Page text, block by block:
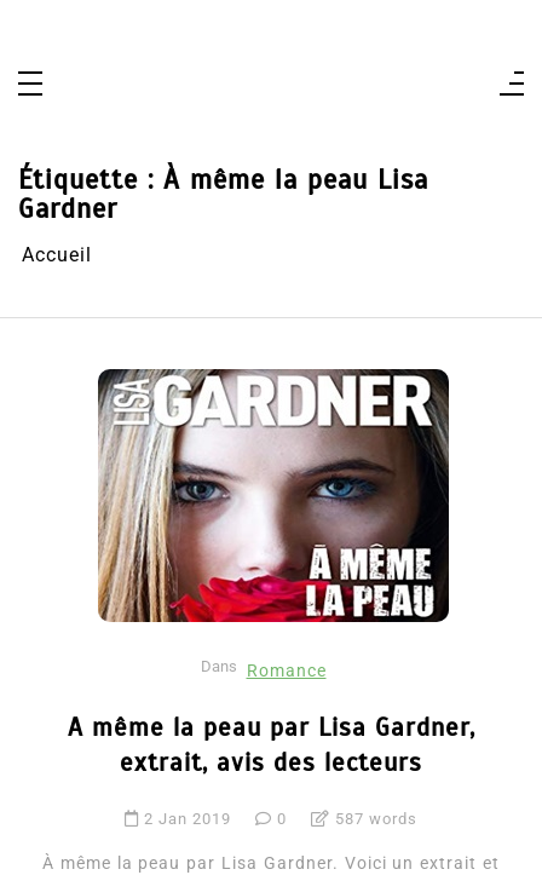
Étiquette : À même la peau Lisa
Gardner
Accueil
Dans Romance
A même la peau par Lisa Gardner,
extrait, avis des lecteurs
2 Jan 2019 0 587 words
À même la peau par Lisa Gardner. Voici un extrait et